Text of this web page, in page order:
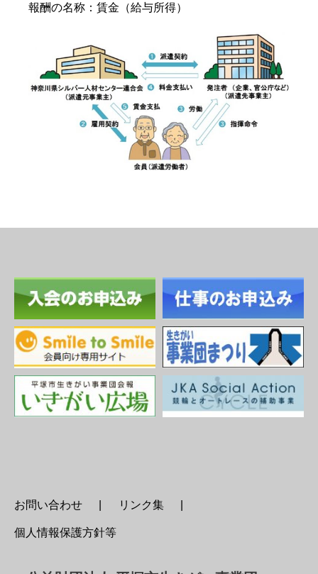
報酬の名称：賃金（給与所得）
お問い合わせ リンク集
個人情報保護方針等